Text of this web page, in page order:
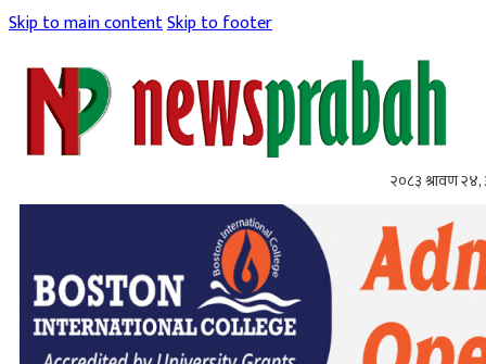
Skip to main contentSkip to footer
२०८३ श्रावण